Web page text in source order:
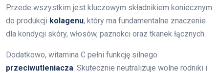
Przede wszystkim jest kluczowym składnikiem koniecznym
do produkcji kolagenu, który ma fundamentalne znaczenie
dla kondycji skóry, włosów, paznokci oraz tkanek łącznych.
Dodatkowo, witamina C pełni funkcję silnego
przeciwutleniacza . Skutecznie neutralizuje wolne rodniki i